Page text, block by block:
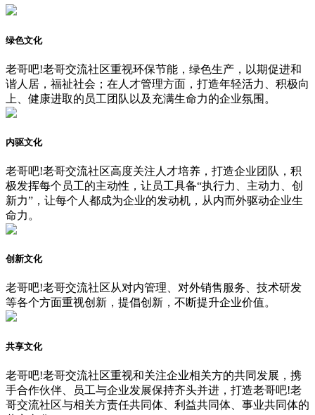
绿色文化
老哥吧!老哥交流社区重视环保节能，绿色生产，以期促进和
谐人居，福祉社会；在人才管理方面，打造年轻活力、积极向
上、健康进取的员工团队以及充满生命力的企业氛围。
内驱文化
老哥吧!老哥交流社区高度关注人才培养，打造企业团队，积
极发挥每个员工的主动性，让员工具备“执行力、主动力、创
新力”，让每个人都成为企业的发动机，从内而外驱动企业生
命力。
创新文化
老哥吧!老哥交流社区从对内管理、对外销售服务、技术研发
等各个方面重视创新，提倡创新，不断提升企业价值。
共享文化
老哥吧!老哥交流社区重视和关注企业相关方的共同发展，携
手合作伙伴、员工与企业发展保持齐头并进，打造老哥吧!老
哥交流社区与相关方责任共同体、利益共同体、事业共同体的